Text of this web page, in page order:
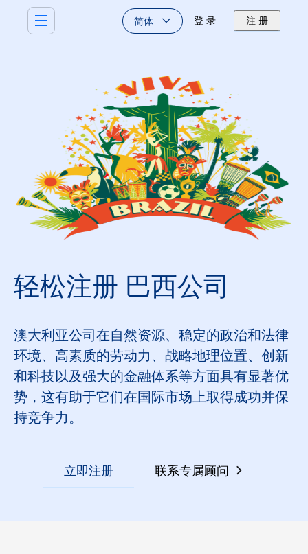
简体 登 录 注 册
轻松注册 巴西公司
澳大利亚公司在自然资源、稳定的政治和法律
环境、高素质的劳动力、战略地理位置、创新
和科技以及强大的金融体系等方面具有显著优
势，这有助于它们在国际市场上取得成功并保
持竞争力。
立即注册 联系专属顾问